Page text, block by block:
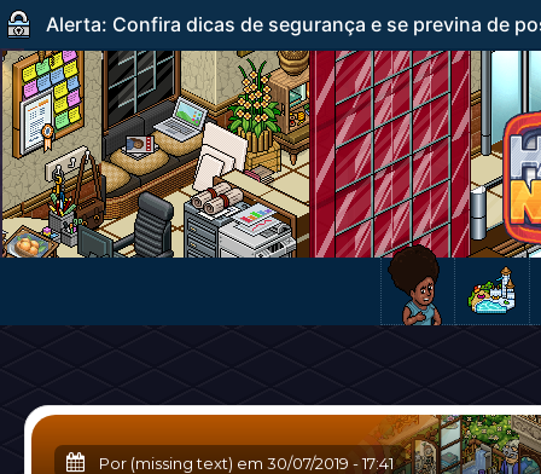
Alerta: Confira dicas de segurança e se previna de
Por (missing text) em 30/07/2019 -17:41